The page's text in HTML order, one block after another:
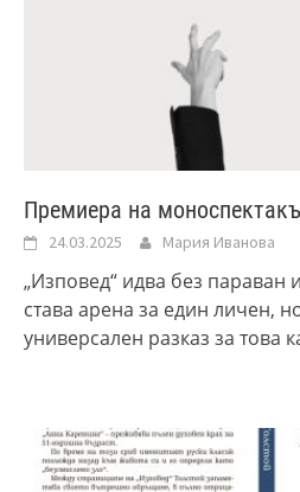
Премиера на
24.03.2025 Мария Иванова
„Изповед“ идва без параван
става арена за един личен,
универсален разказ за това